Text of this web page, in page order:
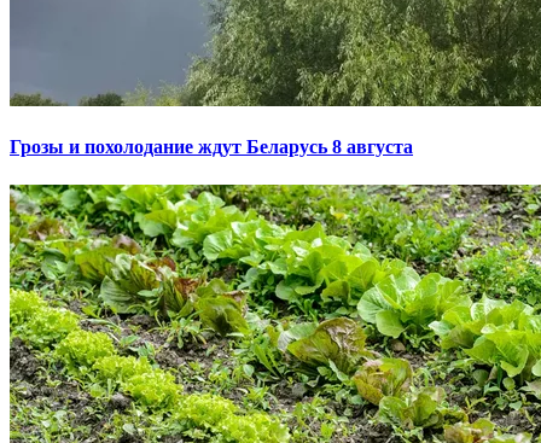
Грозы и похолодание ждут Беларусь 8 августа